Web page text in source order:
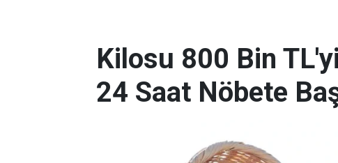
Kilosu 800 Bin
24 Saat Nöbete